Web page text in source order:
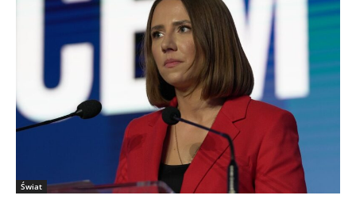
Świat